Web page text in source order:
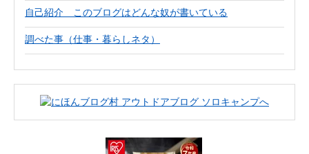
自己紹介 このブログはどんな奴が書いている
調べた事（仕事・暮らしネタ）